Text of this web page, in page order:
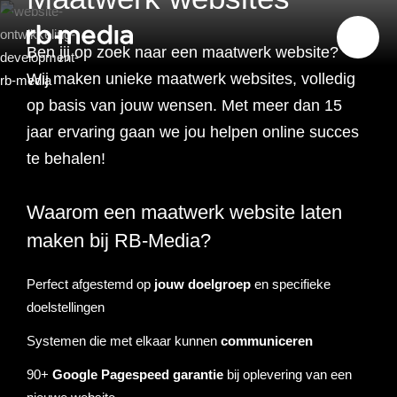
Website ontwikkeling
Werken bij website
Webdesign bureau
ontwikkeling
Webshop laten maken
Recruitment websites
Carerix website
Vastgoed websites
Merkverhaal
Doelgroep analyse
Klantreis in kaart
brengen
Strategie
strategie
Online marketing
Online marketing
bureau
Online marketing
uitbesteden
SEO onderzoek
Advertising
Data & inzicht
Nulmeting website
Onderzoeken
Over ons
Projecten
Ben jij op zoek naar een maatwerk website?
Wij maken unieke maatwerk websites, volledig
op basis van jouw wensen. Met meer dan 15
jaar ervaring gaan we jou helpen online succes
te behalen!
Waarom een maatwerk website laten
maken bij RB-Media?
Perfect afgestemd op jouw doelgroep en specifieke
doelstellingen
Systemen die met elkaar kunnen communiceren
90+ Google Pagespeed garantie bij oplevering van een